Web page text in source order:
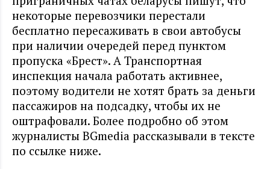
некоторые перевозчики перестали
бесплатно пересаживать в свои автобусы
при наличии очередей перед пунктом
пропуска «Брест». А Транспортная
инспекция начала работать активнее,
поэтому водители не хотят брать за деньги
пассажиров на подсадку, чтобы их не
оштрафовали. Более подробно об этом
журналисты BGmedia рассказывали в тексте
по ссылке ниже.